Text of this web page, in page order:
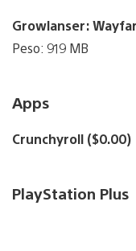
Growlanser:
Peso: 919 MB
Apps
Crunchyroll ($0.00)
PlayStation Plus